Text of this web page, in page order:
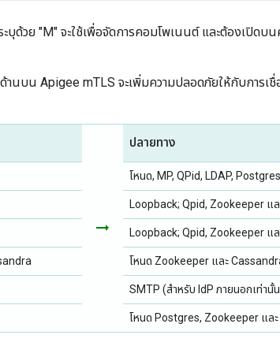
บุด้วย "M" จะใช้เพื่อจัดการคอมโพเนนต์ และต้องเปิดบ
นบน Apigee mTLS จะเพิ่มความปลอดภัยให้กับการเ
arrow_right_alt
ปลายทาง
โหนด, MP, QPid, LDAP,
Loopback; Qpid, Zookeeper แ
Loopback; Qpid, Zookeeper แ
โหนด Zookeeper และ
SMTP (สำหรับ IdP ภายนอกเท่านั้
โหนด Postgres, Zookeeper แล